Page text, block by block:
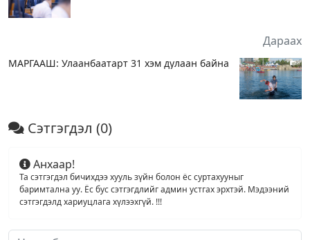
Дараах
МАРГААШ: Улаанбаатарт 31 хэм дулаан байна
Сэтгэгдэл (0)
Анхаар!
Та сэтгэгдэл бичихдээ хууль зүйн болон ёс суртахууныг
баримтална уу. Ёс бус сэтгэгдлийг админ устгах эрхтэй. Мэдээний
сэтгэгдэлд хариуцлага хүлээхгүй. !!!